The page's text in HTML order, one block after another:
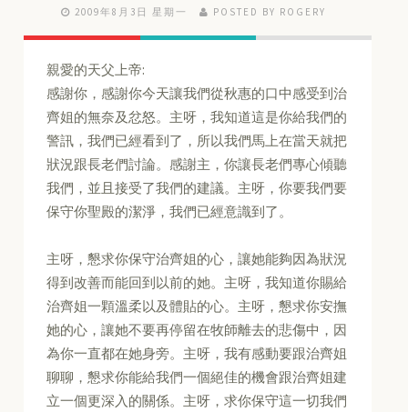
2009年8月3日 星期一 POSTED BY ROGERY
親愛的天父上帝:
感謝你，感謝你今天讓我們從秋惠的口中感受到治
齊姐的無奈及忿怒。主呀，我知道這是你給我們的
警訊，我們已經看到了，所以我們馬上在當天就把
狀況跟長老們討論。感謝主，你讓長老們專心傾聽
我們，並且接受了我們的建議。主呀，你要我們要
保守你聖殿的潔淨，我們已經意識到了。
主呀，懇求你保守治齊姐的心，讓她能夠因為狀況
得到改善而能回到以前的她。主呀，我知道你賜給
治齊姐一顆溫柔以及體貼的心。主呀，懇求你安撫
她的心，讓她不要再停留在牧師離去的悲傷中，因
為你一直都在她身旁。主呀，我有感動要跟治齊姐
聊聊，懇求你能給我們一個絕佳的機會跟治齊姐建
立一個更深入的關係。主呀，求你保守這一切我們